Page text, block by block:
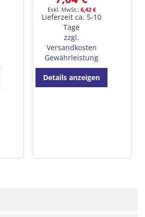
6,42 €
Lieferzeit ca. 5-10
Tage
zzgl.
Versandkosten
Gewährleistung
Details anzeigen